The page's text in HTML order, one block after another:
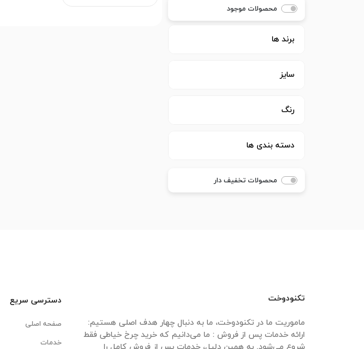
محصولات موجود
برند ها
سایز
رنگ
دسته بندی ها
محصولات تخفیف دار
تکنودوخت
ارائه خدمات پس از فروش : ما می‌دانیم که خرید چرخ خیاطی فقط
دسترسی سریع
صفحه اصلی
خدمات